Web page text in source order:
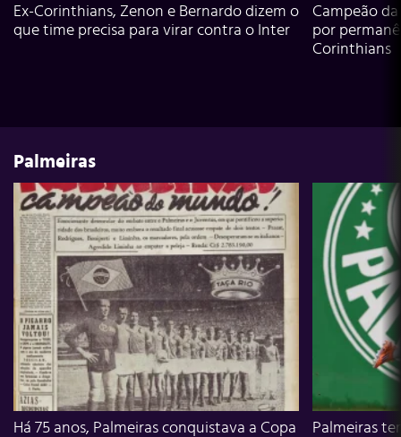
Ex-Corinthians, Zenon e Bernardo dizem o
que time precisa para virar contra o Inter
Campeão
por
Corinthians
Palmeiras
Há 75 anos, Palmeiras conquistava a Copa
Palmeiras